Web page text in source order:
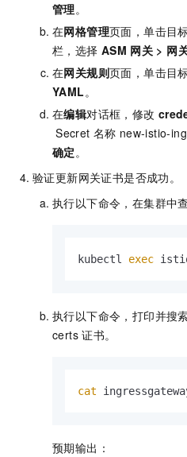
管理。
在网格管理页面，单击目
栏，选择 ASM 网关 > 网
在网关规则页面，单击目
YAML。
在编辑对话框，修改
Secret 名称 new-istio-
确定。
验证更新网关证书是否成功。
执行以下命令，在集群中
kubectl exec
执行以下命令，打印并搜
certs 证书。
cat
预期输出：